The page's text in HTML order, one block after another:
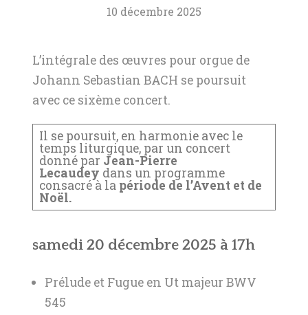
10 décembre 2025
L’intégrale des œuvres pour orgue de
Johann Sebastian BACH se poursuit
avec ce sixème concert.
Il se poursuit, en harmonie avec le
temps liturgique, par un concert
donné par Jean-Pierre
Lecaudey dans un programme
consacré à la période de l’Avent et de
Noël.
samedi 20 décembre 2025 à 17h
Prélude et Fugue en Ut majeur BWV
545